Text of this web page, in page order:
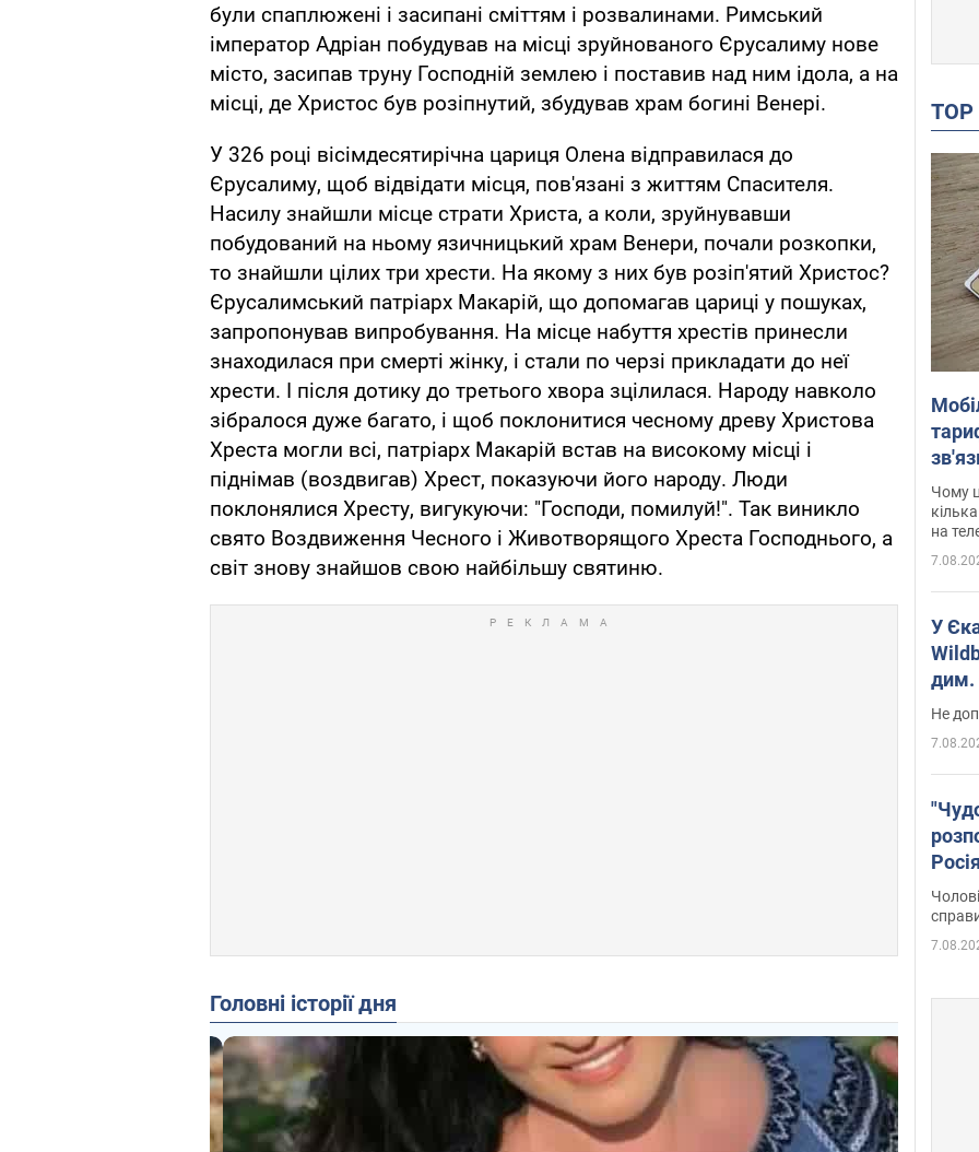
були спаплюжені і засипані сміттям і розвалинами. Римський
імператор Адріан побудував на місці зруйнованого Єрусалиму нове
місто, засипав труну Господній землею і поставив над ним ідола, а на
місці, де Христос був розіпнутий, збудував храм богині Венері.
У 326 році вісімдесятирічна цариця Олена відправилася до
Єрусалиму, щоб відвідати місця, пов'язані з життям Спасителя.
Насилу знайшли місце страти Христа, а коли, зруйнувавши
побудований на ньому язичницький храм Венери, почали розкопки,
то знайшли цілих три хрести. На якому з них був розіп'ятий Христос?
Єрусалимський патріарх Макарій, що допомагав цариці у пошуках,
запропонував випробування. На місце набуття хрестів принесли
знаходилася при смерті жінку, і стали по черзі прикладати до неї
хрести. І після дотику до третього хвора зцілилася. Народу навколо
зібралося дуже багато, і щоб поклонитися чесному древу Христова
Хреста могли всі, патріарх Макарій встав на високому місці і
піднімав (воздвигав) Хрест, показуючи його народу. Люди
поклонялися Хресту, вигукуючи: "Господи, помилуй!". Так виникло
свято Воздвиження Чесного і Животворящого Хреста Господнього, а
світ знову знайшов свою найбільшу святиню.
Головні історії дня
Чому
на
У
дим.
Не
Фото